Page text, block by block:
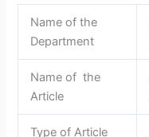
Name of the
Department
Name of the
Article
Type of Article